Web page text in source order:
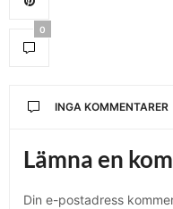
0
INGA KOMMENTARER
Lämna en
Din e-postadress